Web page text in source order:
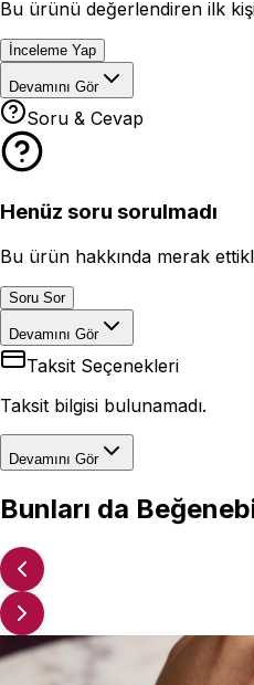
Bu ürünü değerlendiren ilk
İnceleme Yap
Devamını Gör
Soru & Cevap
Henüz soru sorulmadı
Bu ürün hakkında merak
Soru Sor
Devamını Gör
Taksit Seçenekleri
Taksit bilgisi bulunamadı.
Devamını Gör
Bunları da